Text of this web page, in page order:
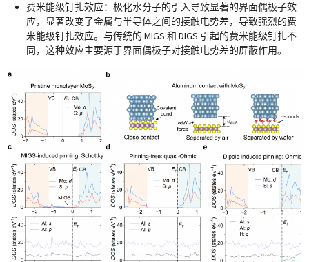
费米能级钉扎效应：极化水分子的引入导致显著的界面偶极子效
应，显著改变了金属与半导体之间的接触电势差，导致强烈的费
米能级钉扎效应。与传统的 MIGS 和 DIGS 引起的费米能级钉扎不
同，这种效应主要源于界面偶极子对接触电势差的屏蔽作用。